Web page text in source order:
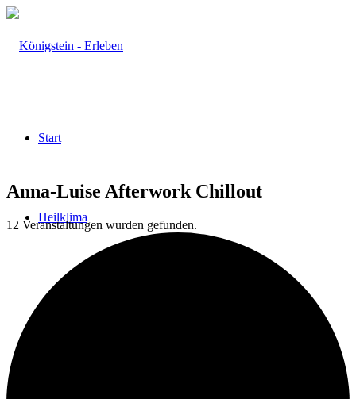
Start
Heilklima
Anna-Luise Afterwork Chillout
12 Veranstaltungen wurden gefunden.